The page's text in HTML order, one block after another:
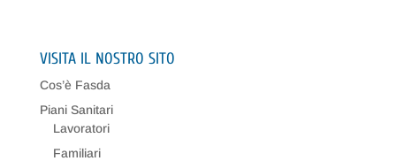
VISITA IL NOSTRO SITO
Cos’è Fasda
Piani Sanitari
Lavoratori
Familiari